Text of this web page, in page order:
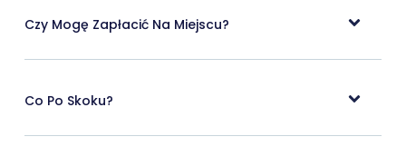
Czy Mogę Zapłacić Na Miejscu?
Co Po Skoku?